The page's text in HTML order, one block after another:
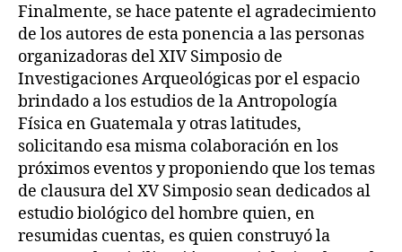
Finalmente, se hace patente el agradecimiento
de los autores de esta ponencia a las personas
organizadoras del XIV Simposio de
Investigaciones Arqueológicas por el espacio
brindado a los estudios de la Antropología
Física en Guatemala y otras latitudes,
solicitando esa misma colaboración en los
próximos eventos y proponiendo que los temas
de clausura del XV Simposio sean dedicados al
estudio biológico del hombre quien, en
resumidas cuentas, es quien construyó la